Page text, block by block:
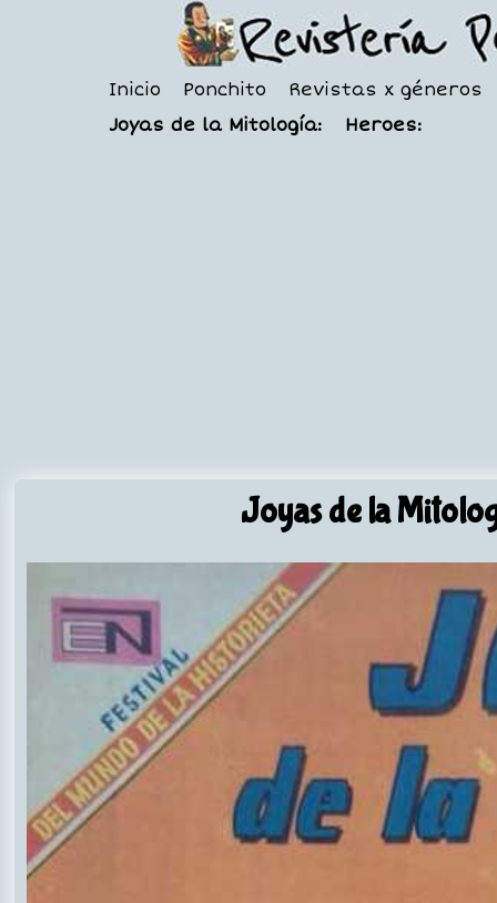
Inicio Ponchito
Revistas x géneros
Joyas de la Mitología:
Heroes:
Joyas de la